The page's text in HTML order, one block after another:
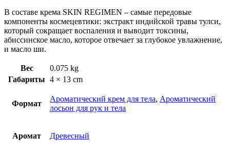
В составе крема SKIN REGIMEN – самые передовые
компоненты космецевтики: экстракт индийской травы тулси,
который сокращает воспаления и выводит токсины,
абиссинское масло, которое отвечает за глубокое увлажнение,
и масло ши.
Вес
0.075 kg
Габариты 4 × 13 cm
Формат
Ароматический крем для тела, Ароматический
лосьон для рук и тела
Аромат Древесный